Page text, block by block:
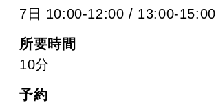
7日 10:00-12:00 / 13:00-15:00
所要時間
10分
予約